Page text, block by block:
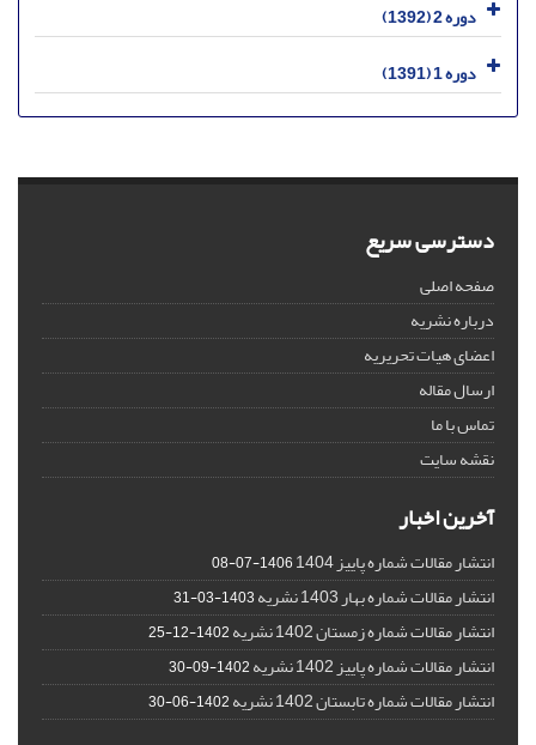
دوره 2 (1392)
دوره 1 (1391)
دسترسی سریع
صفحه اصلی
درباره نشریه
اعضای هیات تحریریه
ارسال مقاله
تماس با ما
نقشه سایت
آخرین اخبار
انتشار مقالات شماره پاییز 1404 1406-07-08
انتشار مقالات شماره بهار 1403 نشریه 1403-03-31
انتشار مقالات شماره زمستان 1402 نشریه 1402-12-25
انتشار مقالات شماره پاییز 1402 نشریه 1402-09-30
انتشار مقالات شماره تابستان 1402 نشریه 1402-06-30